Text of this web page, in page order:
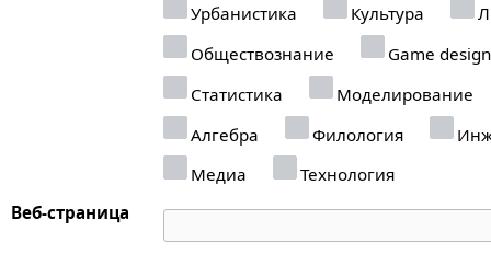
Урбанистика
Культура
Обществознание
Game design
Статистика
Моделирование
Алгебра
Филология
Медиа
Технология
Веб-страница